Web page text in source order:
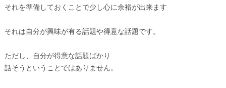
それを準備しておくことで少し心に余裕が出来ます
それは自分が興味が有る話題や得意な話題です。
ただし、自分が得意な話題ばかり
話そうということではありません。